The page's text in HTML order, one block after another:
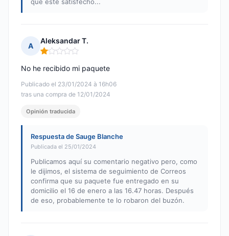
A
Aleksandar T.
Nota: 1 de 5
Publicado el 23/01/2024 à 16h06
tras una compra de 12/01/2024
No he recibido mi paquete
Opinión traducida
Respuesta de Sauge Blanche
Publicada el 25/01/2024
Publicamos aquí su comentario negativo pero, como
le dijimos, el sistema de seguimiento de Correos
confirma que su paquete fue entregado en su
domicilio el 16 de enero a las 16.47 horas. Después
de eso, probablemente te lo robaron del buzón.